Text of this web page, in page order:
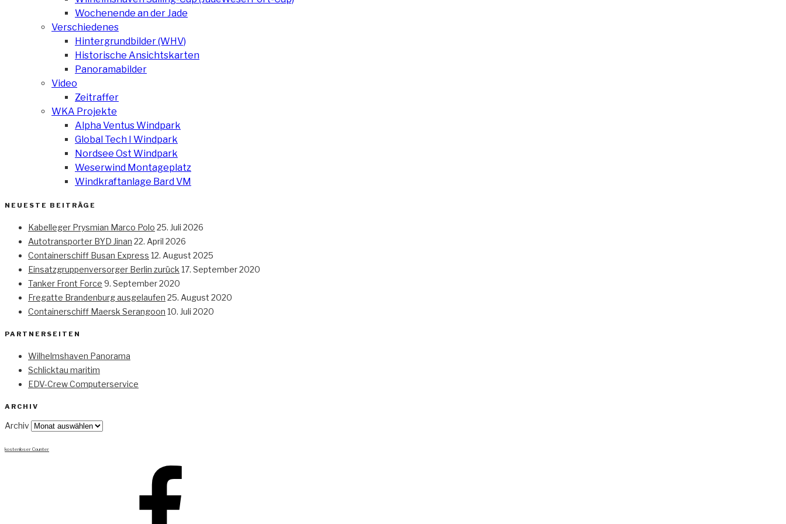
Wochenende an der Jade
Verschiedenes
Hintergrundbilder (WHV)
Historische Ansichtskarten
Panoramabilder
Video
Zeitraffer
WKA Projekte
Alpha Ventus Windpark
Global Tech I Windpark
Nordsee Ost Windpark
Weserwind Montageplatz
Windkraftanlage Bard VM
NEUESTE BEITRÄGE
Kabelleger Prysmian Marco Polo 25. Juli 2026
Autotransporter BYD Jinan 22. April 2026
Containerschiff Busan Express 12. August 2025
Einsatzgruppenversorger Berlin zurück 17. September 2020
Tanker Front Force 9. September 2020
Fregatte Brandenburg ausgelaufen 25. August 2020
Containerschiff Maersk Serangoon 10. Juli 2020
PARTNERSEITEN
Wilhelmshaven Panorama
Schlicktau maritim
EDV-Crew Computerservice
ARCHIV
Archiv
kostenloser Counter